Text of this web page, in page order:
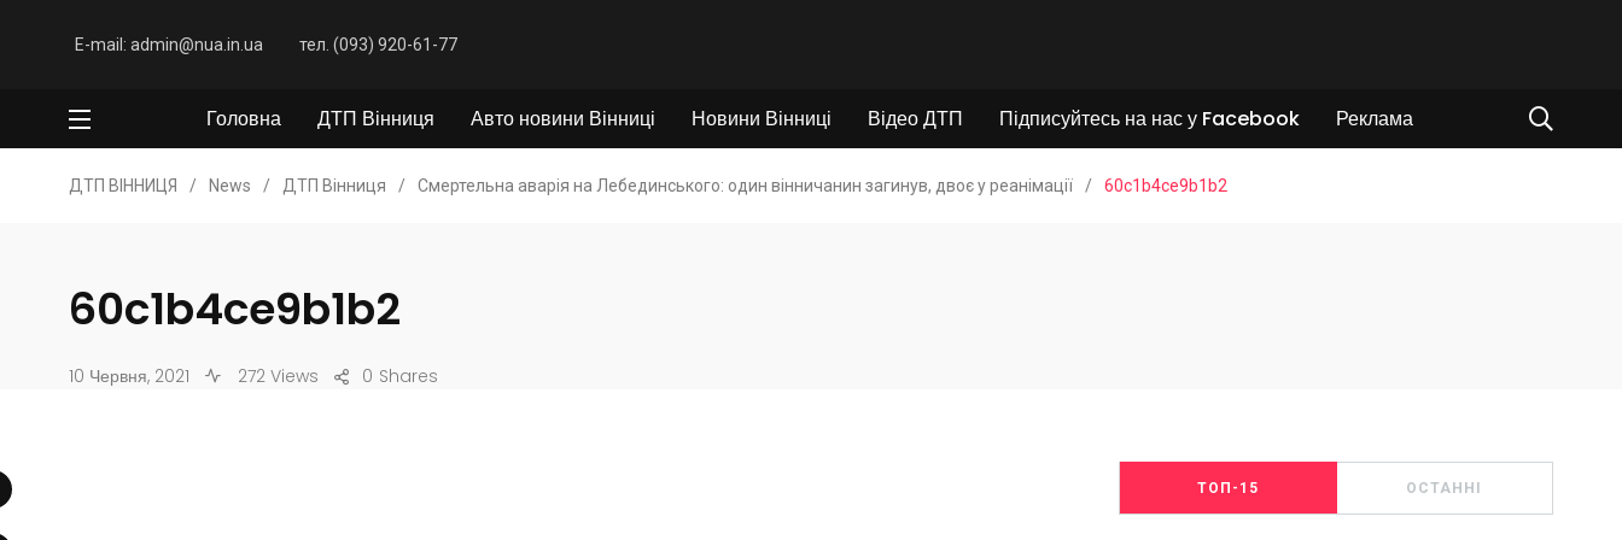
E-mail: admin@nua.in.ua тел. (093) 920-61-77
Головна ДТП Вінниця Авто новини Вінниці Новини Вінниці Відео ДТП Підписуйтесь на нас у Facebook Реклама
ДТП ВІННИЦЯ / News / ДТП Вінниця / ​Смертельна аварія на Лебединського: один вінничанин загинув, двоє у реанімації / 60c1b4ce9b1b2
60c1b4ce9b1b2
10 Червня, 2021 272 Views Shares
0
ТОП-15 ОСТАННІ